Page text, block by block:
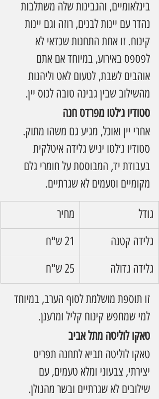
בינלאומיים, והגבינות שלה משתלבות
נהדר עם יינות לבנים, רוזה וגם יינות
קינוח. זו אחת התחנות שכדאי לא
לפספס באירוע, במיוחד אם אתם
אוהבים לשבת, לטעום לאט וליהנות
מהשילוב שבין גבינה טובה לכוס יין.
סטודיו ג׳לטו מפרדס חנה
אחרי יין ואוכל, מגיע גם משהו מתוק.
סטודיו ג׳לטו יגיש גלידה איטלקית
בעבודת יד, המבוססת על חומרי גלם
מקומיים וטעמים לא שגרתיים.
גודל
מחיר
גלידה קטנה
21 ש"ח
גלידה גדולה
25 ש"ח
זו תוספת מושלמת לסוף הערב, במיוחד
למי שמחפש קינוח קליל ומרענן.
טאקו לוליטה מתל אביב
טאקו לוליטה תביא לתחנה תפריט
יצירתי, צבעוני ומלא טעמים, עם
שילובים לא שגרתיים ובשר מהגולן.